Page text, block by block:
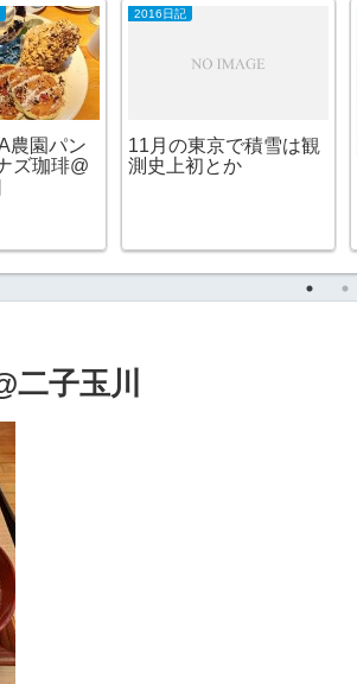
農園パン
ズ珈琲@
2016日記
11月の東京で積雪は観
測史上初とか
子玉川